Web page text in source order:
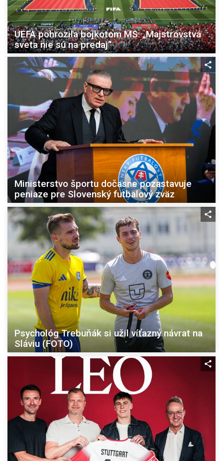
UEFA pohrozila bojkotom MS: „Majstrovstvá
sveta nie sú na predaj“
Ministerstvo športu dočasne pozastavuje
peniaze pre Slovenský futbalový zväz
Psychológ Trebuňák si užil víťazný návrat na
Sláviu (FOTO)